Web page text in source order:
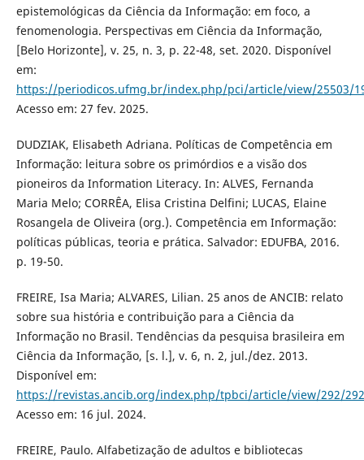
epistemológicas da Ciência da Informação: em foco, a
fenomenologia. Perspectivas em Ciência da Informação,
[Belo Horizonte], v. 25, n. 3, p. 22-48, set. 2020. Disponível
em:
https://periodicos.ufmg.br/index.php/pci/article/view/25503/
Acesso em: 27 fev. 2025.
DUDZIAK, Elisabeth Adriana. Políticas de Competência em
Informação: leitura sobre os primórdios e a visão dos
pioneiros da Information Literacy. In: ALVES, Fernanda
Maria Melo; CORRÊA, Elisa Cristina Delfini; LUCAS, Elaine
Rosangela de Oliveira (org.). Competência em Informação:
políticas públicas, teoria e prática. Salvador: EDUFBA, 2016.
p. 19-50.
FREIRE, Isa Maria; ALVARES, Lilian. 25 anos de ANCIB: relato
sobre sua história e contribuição para a Ciência da
Informação no Brasil. Tendências da pesquisa brasileira em
Ciência da Informação, [s. l.], v. 6, n. 2, jul./dez. 2013.
Disponível em:
https://revistas.ancib.org/index.php/tpbci/article/view/292/292
Acesso em: 16 jul. 2024.
FREIRE, Paulo. Alfabetização de adultos e bibliotecas